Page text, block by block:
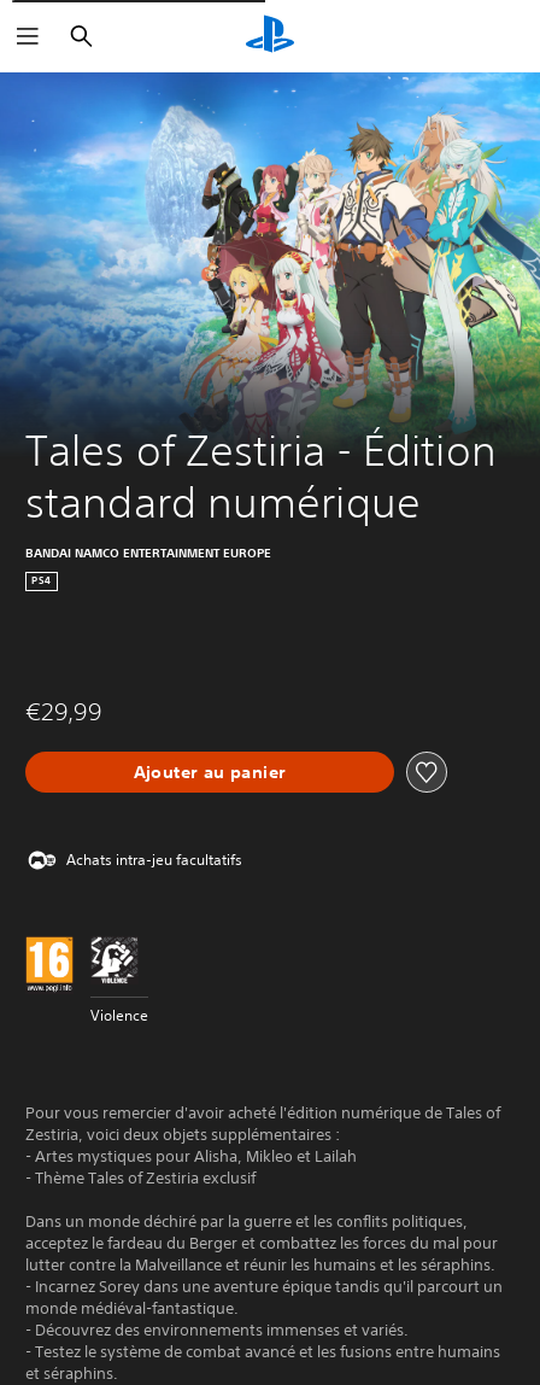
Rechercher
Tales of Zestiria - Édition
standard numérique
BANDAI NAMCO ENTERTAINMENT EUROPE
PS4
€29,99
Ajouter au panier
Achats intra-jeu facultatifs
Violence
Pour vous remercier d'avoir acheté l'édition numérique de Tales of
Zestiria, voici deux objets supplémentaires :
- Artes mystiques pour Alisha, Mikleo et Lailah
- Thème Tales of Zestiria exclusif
Dans un monde déchiré par la guerre et les conflits politiques,
acceptez le fardeau du Berger et combattez les forces du mal pour
lutter contre la Malveillance et réunir les humains et les séraphins.
- Incarnez Sorey dans une aventure épique tandis qu'il parcourt un
monde médiéval-fantastique.
- Découvrez des environnements immenses et variés.
- Testez le système de combat avancé et les fusions entre humains
et séraphins.